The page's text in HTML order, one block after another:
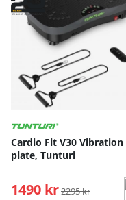
Cardio Fit V30 Vibration
plate, Tunturi
1490 kr Ordinarie pris:
2295 kr